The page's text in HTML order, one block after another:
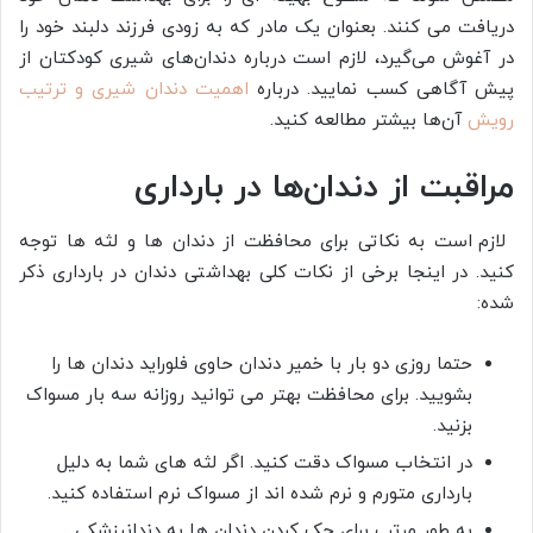
دریافت می کنند. بعنوان یک مادر که به زودی فرزند دلبند خود را
در آغوش می‌گیرد، لازم است درباره دندان‌های شیری کودکتان از
پیش آگاهی کسب نمایید. درباره اهمیت دندان شیری و ترتیب
رویشآن‌ها بیشتر مطالعه کنید.
مراقبت از دندان‌ها در بارداری
لازم است به نکاتی برای محافظت از دندان ها و لثه ها توجه
کنید. در اینجا برخی از نکات کلی بهداشتی دندان در بارداری ذکر
شده:
حتما روزی دو بار با خمیر دندان حاوی فلوراید دندان ها را
بشویید. برای محافظت بهتر می توانید روزانه سه بار مسواک
بزنید.
در انتخاب مسواک دقت کنید. اگر لثه های شما به دلیل
بارداری متورم و نرم شده اند از مسواک نرم استفاده کنید.